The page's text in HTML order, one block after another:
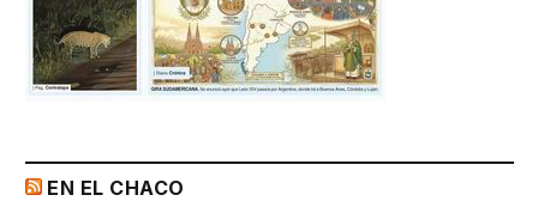
EN EL CHACO